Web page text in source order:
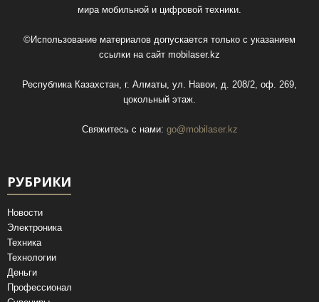
мира мобильной и цифровой техники.
©Использование материалов допускается только с указанием
ссылки на сайт mobilaser.kz
Республика Казахстан, г. Алматы, ул. Навои, д. 208/2, оф. 269,
цокольный этаж.
Свяжитесь с нами: go@mobilaser.kz
РУБРИКИ
Новости
Электроника
Техника
Технологии
Деньги
Профессионал